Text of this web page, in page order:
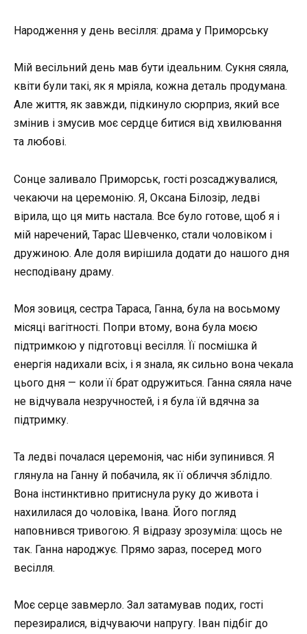
Народження у день весілля: драма у Приморську
Мій весільний день мав бути ідеальним. Сукня сяяла,
квіти були такі, як я мріяла, кожна деталь продумана.
Але життя, як завжди, підкинуло сюрприз, який все
змінив і змусив моє сердце битися від хвилювання
та любові.
Сонце заливало Приморськ, гості розсаджувалися,
чекаючи на церемонію. Я, Оксана Білозір, ледві
вірила, що ця мить настала. Все було готове, щоб я і
мій наречений, Тарас Шевченко, стали чоловіком і
дружиною. Але доля вирішила додати до нашого дня
несподівану драму.
Моя зовиця, сестра Тараса, Ганна, була на восьмому
місяці вагітності. Попри втому, вона була моєю
підтримкою у підготовці весілля. Її посмішка й
енергія надихали всіх, і я знала, як сильно вона чекала
цього дня — коли її брат одружиться. Ганна сяяла наче
не відчувала незручностей, і я була їй вдячна за
підтримку.
Та ледві почалася церемонія, час ніби зупинився. Я
глянула на Ганну й побачила, як її обличчя зблідло.
Вона інстинктивно притиснула руку до живота і
нахилилася до чоловіка, Івана. Його погляд
наповнився тривогою. Я відразу зрозуміла: щось не
так. Ганна народжує. Прямо зараз, посеред мого
весілля.
Моє серце завмерло. Зал затамував подих, гості
перезиралися, відчуваючи напругу. Іван підбіг до